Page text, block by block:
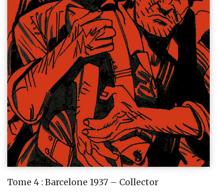
Tome 4 : Barcelone 1937 – Collector